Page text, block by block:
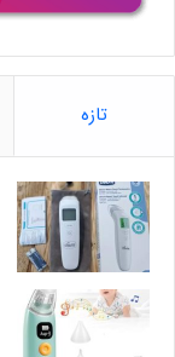
تازه